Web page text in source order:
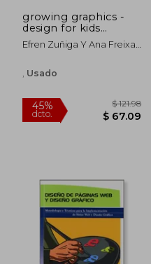
growing graphics -
design for kids
(castellano)
Efren Zuñiga Y Ana Freixa
Usado